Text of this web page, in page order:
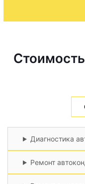
Диагностика
Ремонт